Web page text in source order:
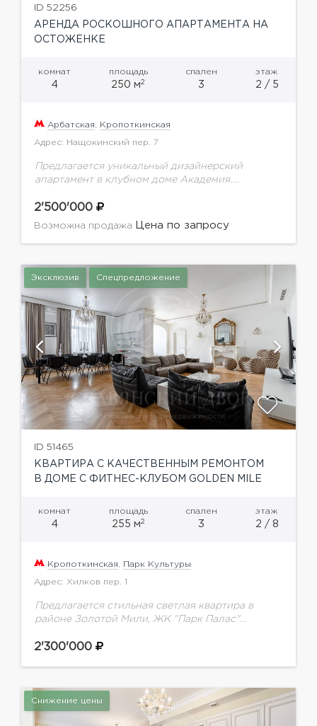
ID 52256
АРЕНДА РОСКОШНОГО АПАРТАМЕНТА НА
ОСТОЖЕНКЕ
комнат
4
площадь
250 м2
спален
3
этаж
2 / 5
Арбатская Кропоткинская
Адрес: Нащокинский пер. 7
Предлагается уникальный дизайнерский
апартамент в клубном доме Академия.
решение включает в себя: кухню-столовую,
которая отделена от просторной гостиной,
2'500'000
Возможна продажа Цена по запросу
Эксклюзив Спецпредложение
ID 51465
КВАРТИРА С КАЧЕСТВЕННЫМ РЕМОНТОМ
В ДОМЕ С ФИТНЕС-КЛУБОМ GOLDEN MILE
комнат
4
площадь
255 м2
спален
3
этаж
2 / 8
Кропоткинская Парк Культуры
Адрес: Хилков пер. 1
Предлагается стильная светлая квартира в
районе Золотой Мили, ЖК "Парк Палас"
машин, подземная парковка, автомойка,
2'300'000
Снижение цены